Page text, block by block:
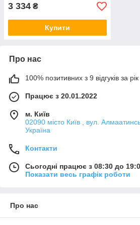
3 334 ₴
Купити
Про нас
100% позитивних з 9 відгуків за рік
Працює з 20.01.2022
м. Київ
02090 місто Київ , вул.
Україна
Контакти
Сьогодні працює з 08:30 до
Показати весь графік роботи
Про нас